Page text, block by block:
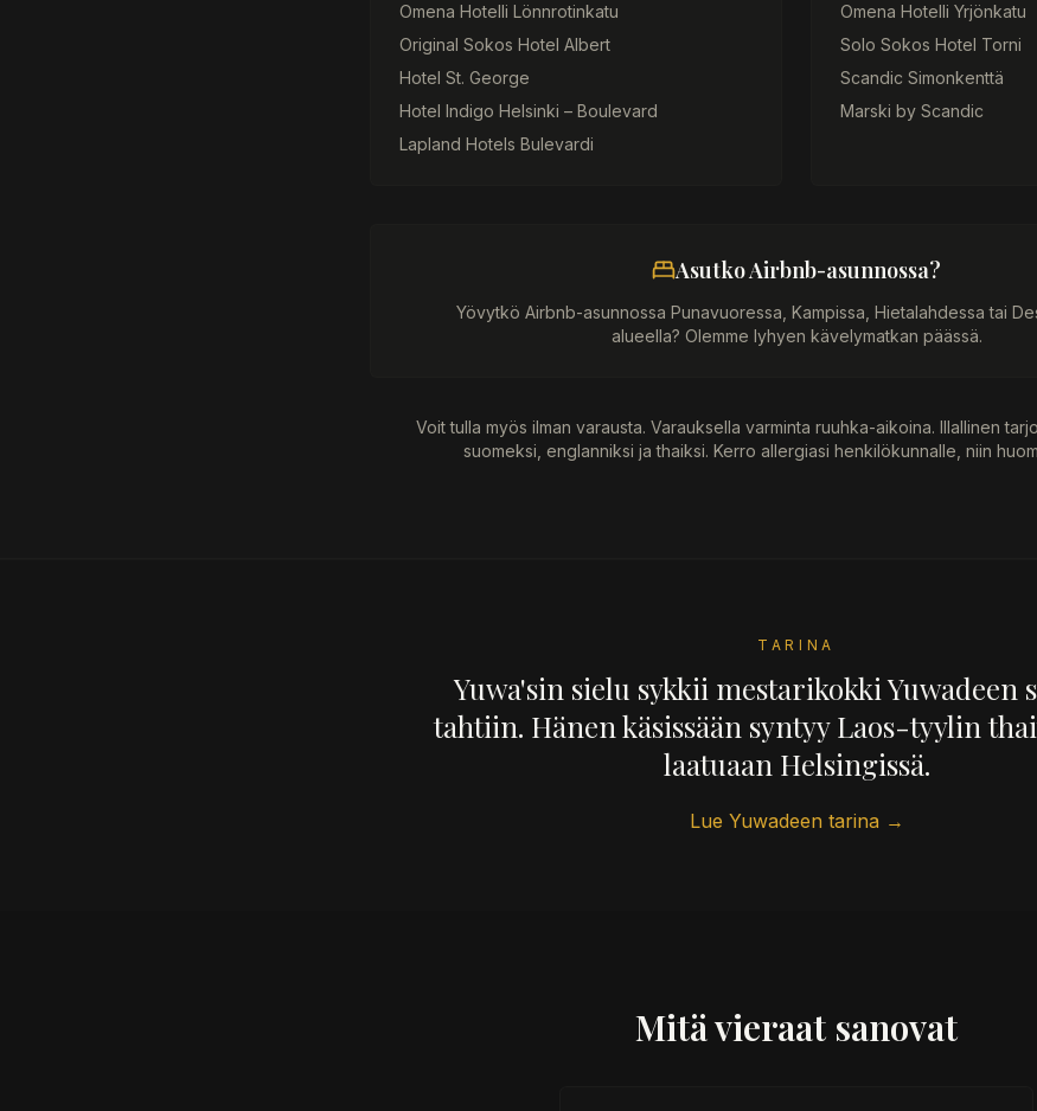
Omena Hotelli Lönnrotinkatu
Original Sokos Hotel Albert
Hotel St. George
Hotel Indigo Helsinki – Boulevard
Lapland Hotels Bulevardi
Omena Hotelli Yrjönkatu
Solo Sokos Hotel Torni
Scandic Simonkenttä
Marski by Scandic
Asutko Airbnb-asunnossa?
Yövytkö Airbnb-asunnossa Punavuoressa, Kampissa, Hietalahdessa tai
alueella? Olemme lyhyen kävelymatkan päässä.
Voit tulla myös ilman varausta. Varauksella varminta ruuhka-aikoina. Illallinen
suomeksi, englanniksi ja thaiksi. Kerro allergiasi henkilökunnalle, niin
TARINA
Yuwa'sin sielu sykkii mestarikokki Yuwadeen
tahtiin. Hänen käsissään syntyy Laos-tyylin
laatuaan Helsingissä.
Lue Yuwadeen tarina →
Mitä vieraat sanovat